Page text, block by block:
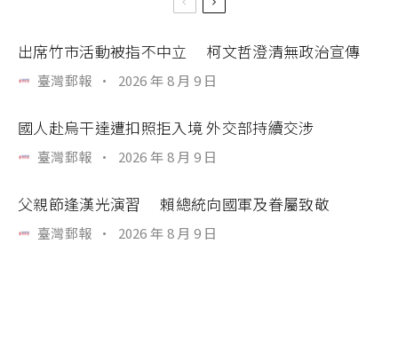
出席竹市活動被指不中立 柯文哲澄清無政治宣傳
臺灣郵報 · 2026 年 8 月 9 日
國人赴烏干達遭扣照拒入境 外交部持續交涉
臺灣郵報 · 2026 年 8 月 9 日
父親節逢漢光演習 賴總統向國軍及眷屬致敬
臺灣郵報 · 2026 年 8 月 9 日